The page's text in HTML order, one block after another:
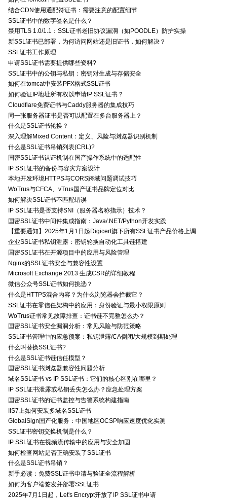
结合CDN使用通配符证书：需要注意的配置细节
SSL证书中的数字签名是什么？
禁用TLS 1.0/1.1：SSL证书老旧协议漏洞（如POODLE）防护实操
新SSL证书已部署，为何访问网站还是旧证书，如何解决？
SSL证书工作原理
申请SSL证书需要提供哪些资料?
SSL证书中的公钥与私钥：密钥对生成与存储安全
如何在tomcat中安装PFX格式SSL证书
如何验证IP地址所有权以申请IP SSL证书？
Cloudflare免费证书与Caddy服务器的集成技巧
同一张服务器证书是否可以配置在多台服务器上？
什么是SSL证书轮换？
深入理解Mixed Content：定义、风险与浏览器识别机制
什么是SSL证书吊销列表(CRL)?
国密SSL证书认证机制在国产操作系统中的适配性
IP SSL证书的备份与容灾方案设计
本地开发环境HTTPS与CORS跨域问题调试技巧
WoTrus与CFCA、vTrus国产证书品牌定位对比
如何解决SSL证书不匹配错误
IP SSL证书是否支持SNI（服务器名称指示）技术？
国密SSL证书中间件集成指南：Java/.NET/Python开发实践
【重要通知】2025年1月1日起Digicert旗下所有SSL证书产品价格上调
企业SSL证书私钥泄露：密钥轮换自动化工具链搭建
国密SSL证书在开源项目中的应用与风险管理
Nginx的SSL证书安全与兼容性设置
Microsoft Exchange 2013 生成CSR的详细教程
微信公众号SSL证书如何挑选？
什么是HTTPS混合内容？为什么浏览器会拦截它？
SSL证书在零信任架构中的应用：身份验证与最小权限原则
WoTrus证书常见故障排查：证书链不完整怎么办？
国密SSL证书安全漏洞分析：常见风险与防范策略
SSL证书管理中的应急预案：私钥泄露/CA倒闭/大规模到期处理
什么叫替换SSL证书?
什么是SSL证书链信任模型？
国密SSL证书浏览器兼容性问题分析
域名SSL证书 vs IP SSL证书：它们的核心区别在哪里？
IP SSL证书泄露或私钥丢失怎么办？应急处理方案
国密SSL证书的证书监控与告警系统构建指南
IIS7上如何安装多域名SSL证书
GlobalSign国产化服务：中国地区OCSP响应速度优化实测
SSL证书密钥交换机制是什么？
IP SSL证书在视频流传输中的应用与安全加固
如何检查网站是否正确安装了SSL证书
什么是SSL证书吊销？
新手必读：免费SSL证书申请与验证全流程解析
如何为客户端签发并部署SSL证书
2025年7月1日起，Let's Encrypt开放了IP SSL证书申请